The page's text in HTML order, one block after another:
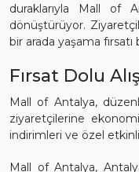
duraklarıyla Mall of
dönüştürüyor.
bir arada yaşama fırsatı
Fırsat Dolu
Mall of Antalya,
ziyaretçilerine
indirimleri ve özel
Mall of Antalya,